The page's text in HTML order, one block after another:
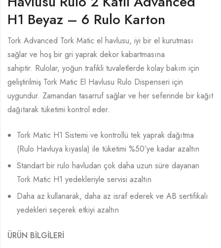
H1 Beyaz – 6 Rulo Karton
Tork Advanced Tork Matic el havlusu, iyi bir el kurutması
sağlar ve hoş bir gri yaprak dekor kabartmasına
sahiptir. Rulolar, yoğun trafikli tuvaletlerde kolay bakım için
geliştirilmiş Tork Matic El Havlusu Rulo Dispenseri için
uygundur. Zamandan tasarruf sağlar ve her seferinde bir kağıt
dağıtarak tüketimi kontrol eder.
Tork Matic H1 Sistemi ve kontrollü tek yaprak dağıtma
(Rulo Havluya kıyasla) ile tüketimi %50’ye kadar azaltın
Standart bir rulo havludan çok daha uzun süre dayanan
Tork Matic H1 yedekleriyle servisi azaltın
Daha az kullanarak, daha az israf ederek ve AB sertifikalı
yedekleri seçerek etkiyi azaltın
ÜRÜN BİLGİLERİ